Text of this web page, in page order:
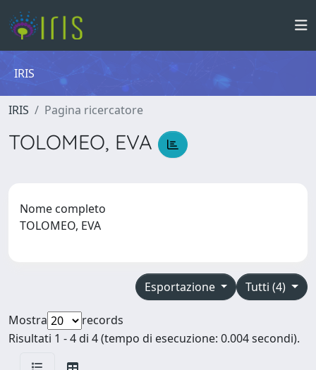
IRIS
IRIS Pagina ricercatore
TOLOMEO, EVA
Nome completo
TOLOMEO, EVA
Tutti (4)
Esportazione
Mostra
records
Risultati 1 - 4 di 4 (tempo di esecuzione: 0.004 secondi).